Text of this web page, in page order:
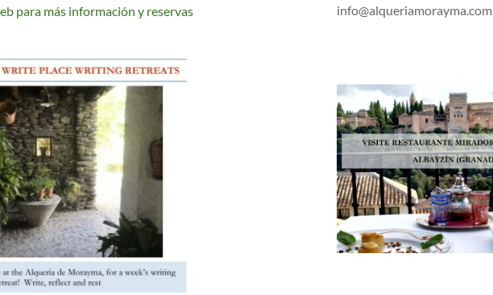
para más información y reservas
info@alqueriamorayma.com